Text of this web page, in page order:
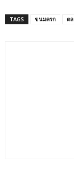
TAGS ขนมครก ต